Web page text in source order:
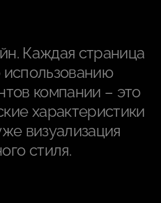
Каждая страница
компании – это
характеристики
визуализация
стиля.